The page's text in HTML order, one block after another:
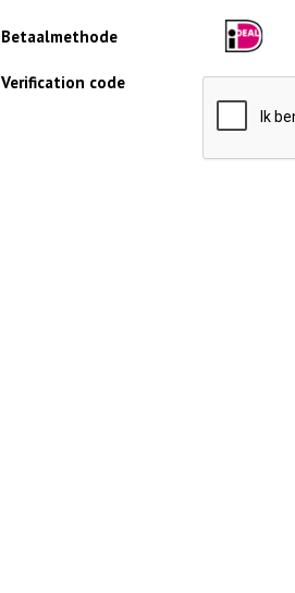
Betaalmethode
Verification code